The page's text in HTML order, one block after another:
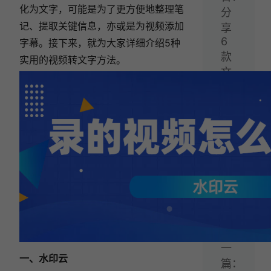
化为文字，可能是为了更方便地整理笔
记、提取关键信息，亦或是为视频添加
字幕。接下来，就为大家详细介绍5种
实用的视频转文字方法。
一、水印云
分
享
6
款
文
语
音
ai
音
工
一
篇：